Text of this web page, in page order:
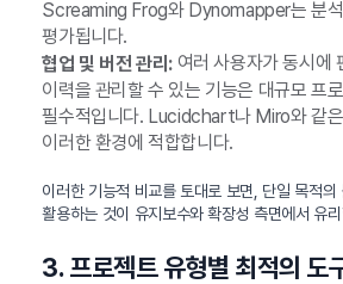
Screaming Frog와 Dynomapper는 분
평가됩니다.
협업 및 버전 관리:여러 사용자가 동시에
이력을 관리할 수 있는 기능은 대규모 프
필수적입니다. Lucidchart나 Miro와 같
이러한 환경에 적합합니다.
이러한 기능적 비교를 토대로 보면, 단일 목적의
활용하는 것이 유지보수와 확장성 측면에서 유
3. 프로젝트 유형별 최적의 도